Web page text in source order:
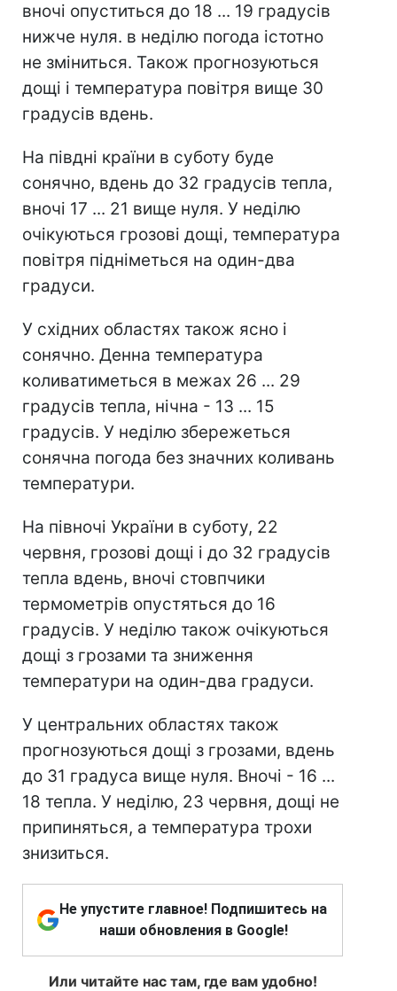
вночі опуститься до 18 ... 19 градусів
нижче нуля. в неділю погода істотно
не зміниться. Також прогнозуються
дощі і температура повітря вище 30
градусів вдень.
На півдні країни в суботу буде
сонячно, вдень до 32 градусів тепла,
вночі 17 ... 21 вище нуля. У неділю
очікуються грозові дощі, температура
повітря підніметься на один-два
градуси.
У східних областях також ясно і
сонячно. Денна температура
коливатиметься в межах 26 ... 29
градусів тепла, нічна - 13 ... 15
градусів. У неділю збережеться
сонячна погода без значних коливань
температури.
На півночі України в суботу, 22
червня, грозові дощі і до 32 градусів
тепла вдень, вночі стовпчики
термометрів опустяться до 16
градусів. У неділю також очікуються
дощі з грозами та зниження
температури на один-два градуси.
У центральних областях також
прогнозуються дощі з грозами, вдень
до 31 градуса вище нуля. Вночі - 16 ...
18 тепла. У неділю, 23 червня, дощі не
припиняться, а температура трохи
знизиться.
Не упустите главное! Подпишитесь на
наши обновления в Google!
Или читайте нас там, где вам удобно!